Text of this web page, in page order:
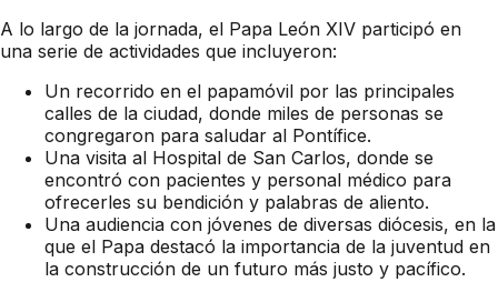
A lo largo de la jornada, el Papa León XIV participó en
una serie de actividades que incluyeron:
Un recorrido en el papamóvil por las principales
calles de la ciudad, donde miles de personas se
congregaron para saludar al Pontífice.
Una visita al Hospital de San Carlos, donde se
encontró con pacientes y personal médico para
ofrecerles su bendición y palabras de aliento.
Una audiencia con jóvenes de diversas diócesis, en la
que el Papa destacó la importancia de la juventud en
la construcción de un futuro más justo y pacífico.